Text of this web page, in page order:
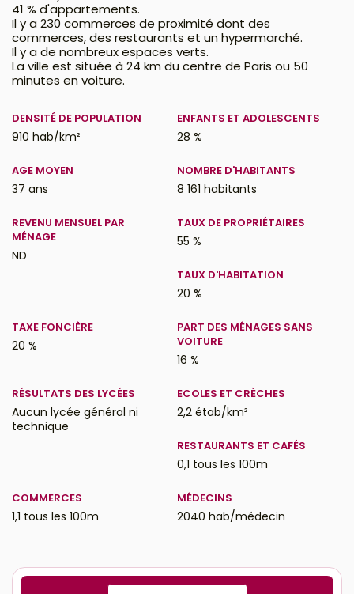
41 % d'appartements.
Il y a 230 commerces de proximité dont des
commerces, des restaurants et un hypermarché.
Il y a de nombreux espaces verts.
La ville est située à 24 km du centre de Paris ou 50
minutes en voiture.
DENSITÉ DE POPULATION
910 hab/km²
ENFANTS ET ADOLESCENTS
28 %
AGE MOYEN
37 ans
NOMBRE D'HABITANTS
8 161 habitants
REVENU MENSUEL PAR
MÉNAGE
ND
TAUX DE PROPRIÉTAIRES
55 %
TAUX D'HABITATION
20 %
TAXE FONCIÈRE
20 %
PART DES MÉNAGES SANS
VOITURE
16 %
RÉSULTATS DES LYCÉES
Aucun lycée général ni
technique
ECOLES ET CRÈCHES
2,2 étab/km²
RESTAURANTS ET CAFÉS
0,1 tous les 100m
COMMERCES
1,1 tous les 100m
MÉDECINS
2040 hab/médecin